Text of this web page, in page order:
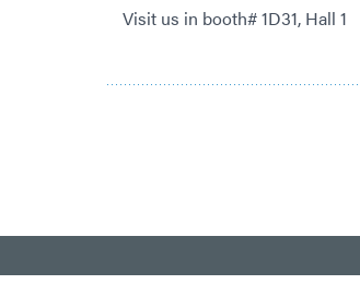
Visit us in booth# 1D31, Hall 1